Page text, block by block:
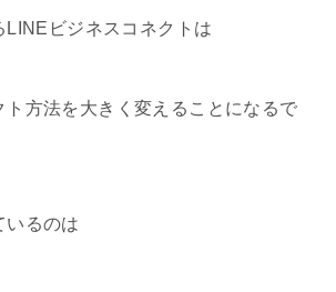
LINEビジネスコネクトは
ト方法を大きく変えることになるで
いるのは